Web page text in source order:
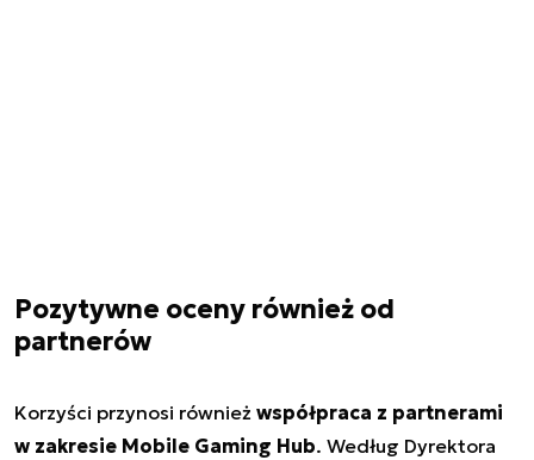
Pozytywne oceny również od
partnerów
Korzyści przynosi również współpraca z partnerami
w zakresie Mobile Gaming Hub. Według Dyrektora